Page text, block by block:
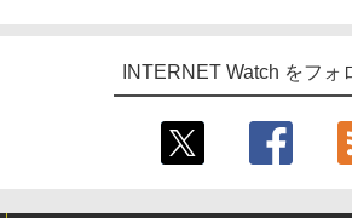
INTERNET Watch をフォ